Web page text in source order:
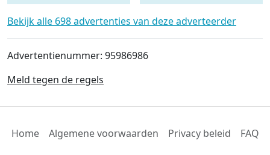
Bekijk alle 698 advertenties van deze adverteerder
Advertentienummer: 95986986
Meld tegen de regels
Home Algemene voorwaarden Privacy beleid FAQ